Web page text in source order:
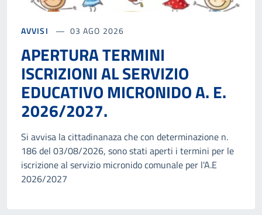
AVVISI 03 AGO 2026
APERTURA TERMINI
ISCRIZIONI AL SERVIZIO
EDUCATIVO MICRONIDO A. E.
2026/2027.
Si avvisa la cittadinanaza che con determinazione n.
186 del 03/08/2026, sono stati aperti i termini per le
iscrizione al servizio micronido comunale per l'A.E
2026/2027